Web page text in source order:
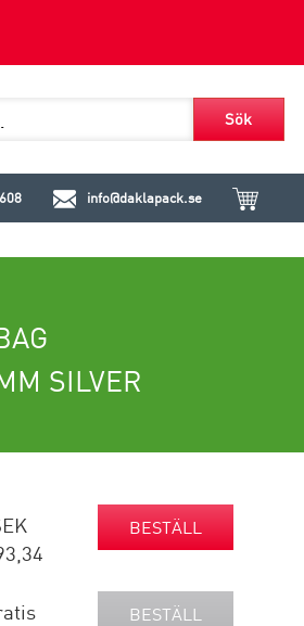
Sök
info@daklapack.se
SILVER
BESTÄLL
BESTÄLL